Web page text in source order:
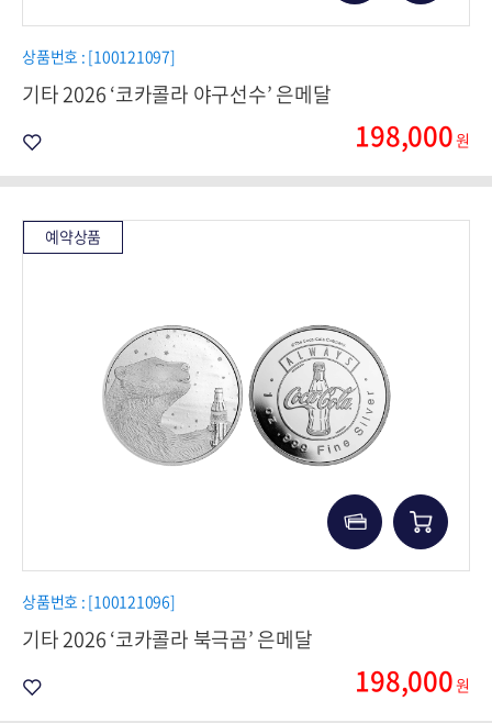
상품번호 : [100121097]
기타 2026 ‘코카콜라 야구선수’ 은메달
198,000원
예약상품
상품번호 : [100121096]
기타 2026 ‘코카콜라 북극곰’ 은메달
198,000원